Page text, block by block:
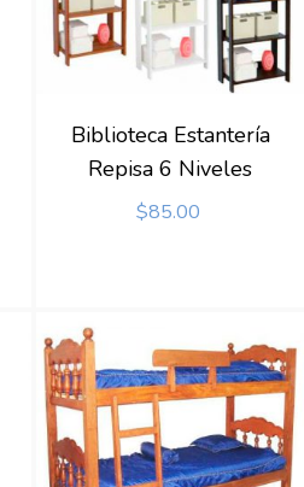
Biblioteca Estantería
Repisa 6 Niveles
$85.00